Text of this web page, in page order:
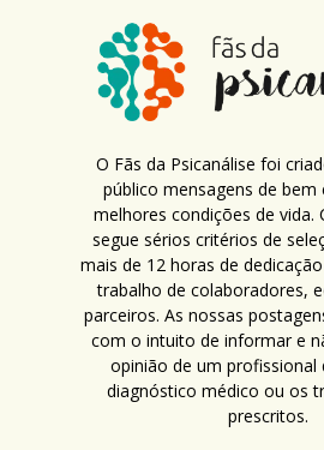
O Fãs da Psicanálise foi
público mensagens de
melhores condições de vida.
segue sérios critérios de
mais de 12 horas de
trabalho de colaboradores,
parceiros. As nossas
com o intuito de informar e
opinião de um profissional
diagnóstico médico ou os
prescritos.